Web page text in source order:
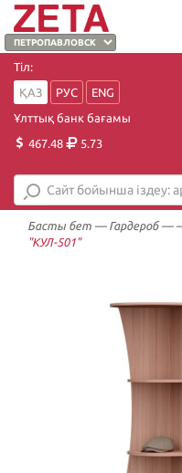
Тіл:
ҚАЗ
РУС
ENG
Ұлттық банк бағамы
467.48
5.73
Басты бет — Гардероб—
"КУЛ-501"